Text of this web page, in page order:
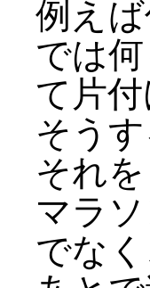
例え
では
て片付
そう
それ
マラ
でな